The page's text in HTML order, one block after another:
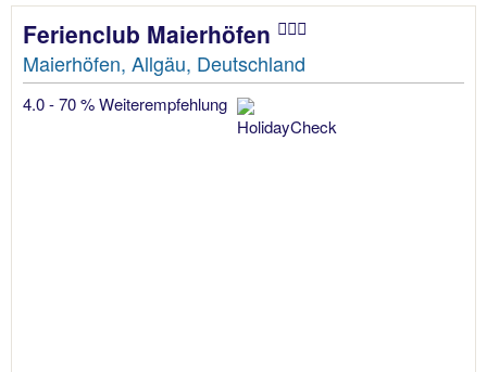
Ferienclub Maierhöfen
Maierhöfen, Allgäu, Deutschland
4.0 - 70 % Weiterempfehlung